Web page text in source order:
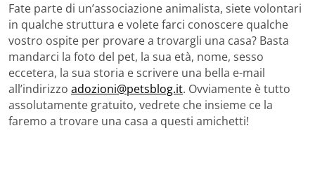
Fate parte di un’associazione animalista, siete volontari
in qualche struttura e volete farci conoscere qualche
vostro ospite per provare a trovargli una casa? Basta
mandarci la foto del pet, la sua età, nome, sesso
eccetera, la sua storia e scrivere una bella e-mail
all’indirizzo adozioni@petsblog.it. Ovviamente è tutto
assolutamente gratuito, vedrete che insieme ce la
faremo a trovare una casa a questi amichetti!